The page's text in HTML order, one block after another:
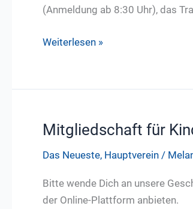
(Anmeldung ab 8:30 Uhr), das
Ferien-
Weiterlesen »
Mitgliedschaft für
Das Neueste, Hauptverein /
Bitte wende Dich an unsere
der Online-Plattform anbieten.